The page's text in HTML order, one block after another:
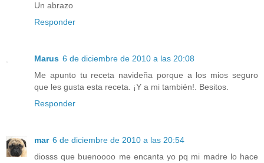
Un abrazo
Responder
Marus 6 de diciembre de 2010 a las 20:08
Me apunto tu receta navideña porque a los mios seguro
que les gusta esta receta. ¡Y a mi también!. Besitos.
Responder
mar 6 de diciembre de 2010 a las 20:54
diosss que buenoooo me encanta yo pq mi madre lo hace